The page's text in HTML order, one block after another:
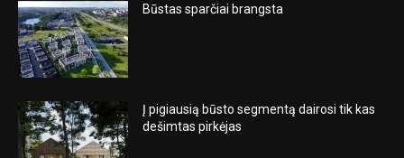
Būstas sparčiai brangsta
Į pigiausią būsto segmentą dairosi tik kas
dešimtas pirkėjas